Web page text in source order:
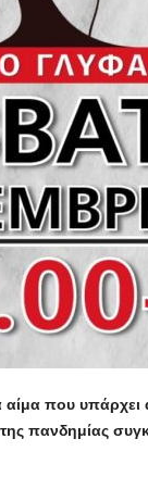
που υπάρχει
πανδημίας